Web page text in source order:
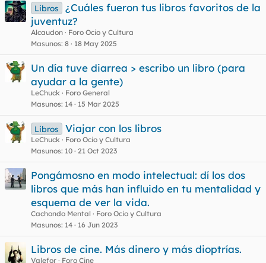
Libros
¿Cuáles fueron tus libros favoritos de la
juventuz?
Alcaudon
Foro Ocio y Cultura
Masunos 8 18 May 2025
Un día tuve diarrea > escribo un libro (para
ayudar a la gente)
LeChuck
Foro General
Masunos 14 15 Mar 2025
Libros Viajar con los libros
LeChuck
Foro Ocio y Cultura
Masunos 10 21 Oct 2023
Pongámosno en modo intelectual: dí los dos
libros que más han influido en tu mentalidad y
esquema de ver la vida.
Cachondo Mental
Foro Ocio y Cultura
Masunos 14 16 Jun 2023
Libros de cine. Más dinero y más dioptrías.
Valefor
Foro Cine